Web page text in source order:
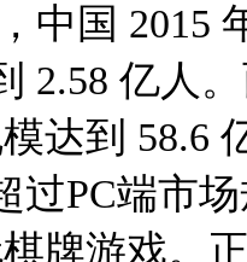
中国 2015
2.58 亿人
达到 58.6
过PC端市
牌游戏。